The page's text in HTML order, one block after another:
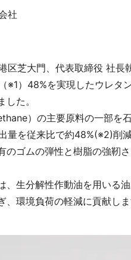
社
区芝大門、代表取締役 社
※1）48%を実現したウレ
た。
）の主要原料の一部を
量を従来比で約48%(※2)削
ゴムの弾性と樹脂の強靭
、生分解性作動油を用いる
環境負荷の軽減に貢献しま